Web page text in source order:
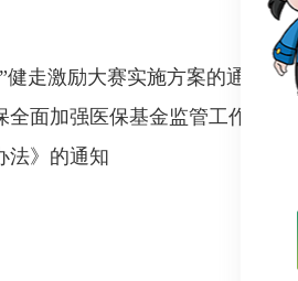
走激励大赛实施方案的通知
面加强医保基金监管工作的通知
法》的通知